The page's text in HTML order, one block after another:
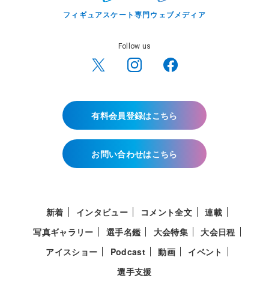
フィギュアスケート専門ウェブメディア
Follow us
有料会員登録はこちら
お問い合わせはこちら
新着 インタビュー コメント全文
連載
写真ギャラリー
選手名鑑 大会特集
大会日程
アイスショー
Podcast 動画
イベント
選手支援